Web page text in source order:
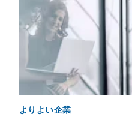
よりよい企業